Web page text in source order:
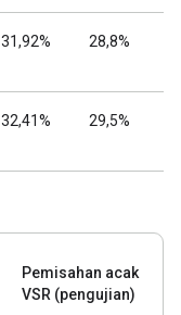
31,92% 28,8%
32,41% 29,5%
Pemisahan acak
VSR (pengujian)